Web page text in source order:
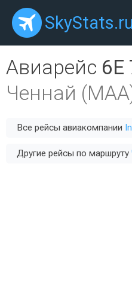
SkyStats.ru
Авиарейс 6E
Ченнай
Все рейсы авиакомпании
Другие рейсы по маршруту